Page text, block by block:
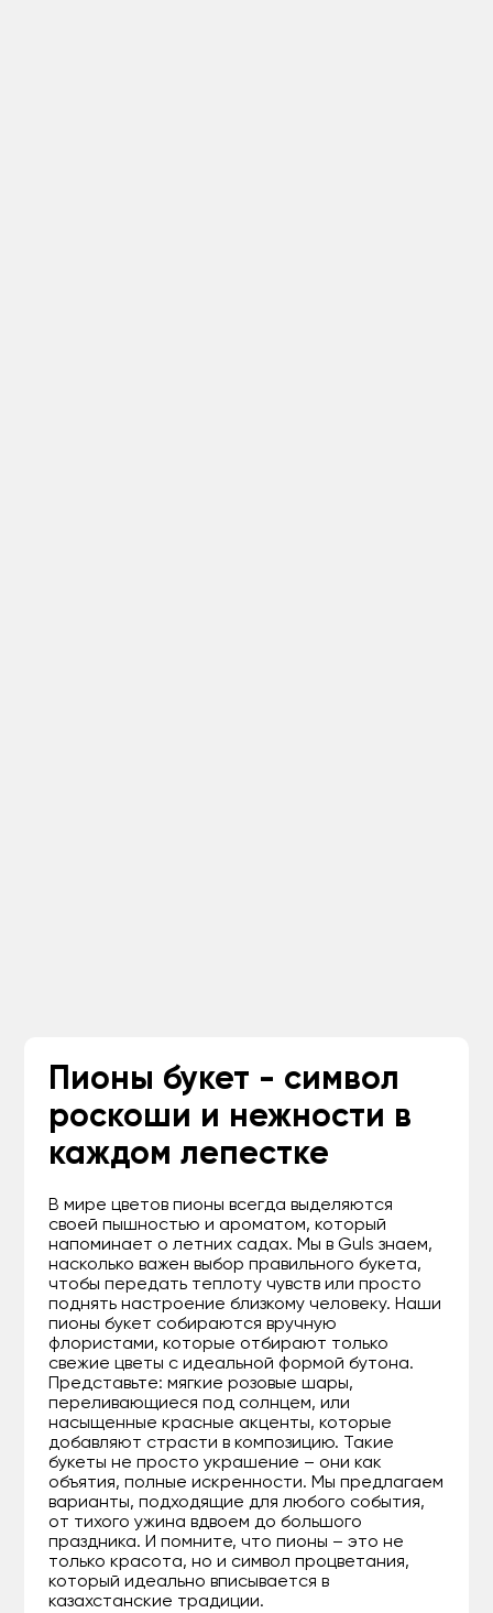
Пионы букет - символ
роскоши и нежности в
каждом лепестке
В мире цветов пионы всегда выделяются
своей пышностью и ароматом, который
напоминает о летних садах. Мы в Guls знаем,
насколько важен выбор правильного букета,
чтобы передать теплоту чувств или просто
поднять настроение близкому человеку. Наши
пионы букет собираются вручную
флористами, которые отбирают только
свежие цветы с идеальной формой бутона.
Представьте: мягкие розовые шары,
переливающиеся под солнцем, или
насыщенные красные акценты, которые
добавляют страсти в композицию. Такие
букеты не просто украшение – они как
объятия, полные искренности. Мы предлагаем
варианты, подходящие для любого события,
от тихого ужина вдвоем до большого
праздника. И помните, что пионы – это не
только красота, но и символ процветания,
который идеально вписывается в
казахстанские традиции.